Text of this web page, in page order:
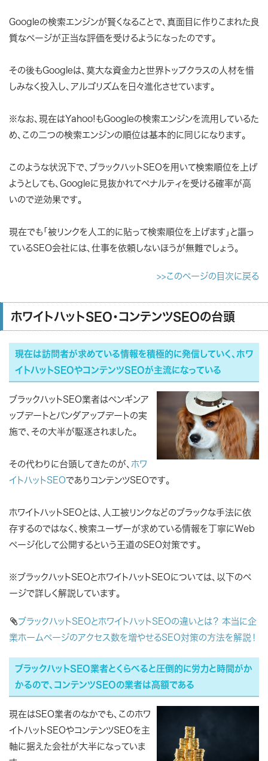
Googleの検索エンジンが賢くなることで、真面目に作りこまれた良
質なページが正当な評価を受けるようになったのです。
その後もGoogleは、莫大な資金力と世界トップクラスの人材を惜
しみなく投入し、アルゴリズムを日々進化させています。
※なお、現在はYahoo!もGoogleの検索エンジンを流用しているた
め、この二つの検索エンジンの順位は基本的に同じになります。
このような状況下で、 ブラックハットSEOを用いて検索順位を上げ
ようとしても、Googleに見抜かれてペナルティを受ける確率が高
いので逆効果です。
現在でも「被リンクを人工的に貼って検索順位を上げます」と謳っ
ているSEO会社には、仕事を依頼しないほうが無難でしょう。
>>このページの目次に戻る
ホワイトハットSEO・コンテンツSEOの台頭
現在は訪問者が求めている情報を積極的に発信していく、ホワ
イトハットSEOやコンテンツSEOが主流になっている
ブラックハットSEO業者はペンギンア
ップデートとパンダアップデートの実
施で、その大半が駆逐されました。
その代わりに台頭してきたのが、 ホワ
イトハットSEOであり コンテンツSEOです。
ホワイトハットSEOとは、人工被リンクなどのブラックな手法に依
存するのではなく、検索ユーザーが求めている情報を丁寧にWeb
ページ化して公開するという王道のSEO対策です。
※ブラックハットSEOとホワイトハットSEOについては、以下のペ
ージで詳しく解説しています。
ブラックハットSEOとホワイトハットSEOの違いとは？ 本当に企
業ホームページのアクセス数を増やせるSEO対策の方法を解説！
ブラックハットSEO業者とくらべると圧倒的に労力と時間がか
かるので、コンテンツSEOの業者は高額である
現在はSEO業者のなかでも、このホワ
イトハットSEOやコンテンツSEOを主
軸に据えた会社が大半になっていま